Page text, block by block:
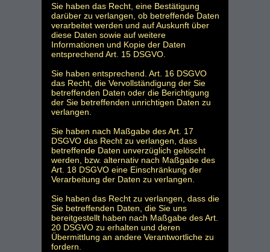
Sie haben das Recht, eine Bestätigung
darüber zu verlangen, ob betreffende Daten
verarbeitet werden und auf Auskunft über
diese Daten sowie auf weitere
Informationen und Kopie der Daten
entsprechend Art. 15 DSGVO.
Sie haben entsprechend. Art. 16 DSGVO
das Recht, die Vervollständigung der Sie
betreffenden Daten oder die Berichtigung
der Sie betreffenden unrichtigen Daten zu
verlangen.
Sie haben nach Maßgabe des Art. 17
DSGVO das Recht zu verlangen, dass
betreffende Daten unverzüglich gelöscht
werden, bzw. alternativ nach Maßgabe des
Art. 18 DSGVO eine Einschränkung der
Verarbeitung der Daten zu verlangen.
Sie haben das Recht zu verlangen, dass die
Sie betreffenden Daten, die Sie uns
bereitgestellt haben nach Maßgabe des Art.
20 DSGVO zu erhalten und deren
Übermittlung an andere Verantwortliche zu
fordern.